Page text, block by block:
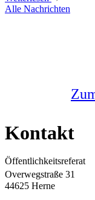
Alle Nachrichten
Kontakt
Öffentlichkeitsreferat
Overwegstraße 31
44625 Herne